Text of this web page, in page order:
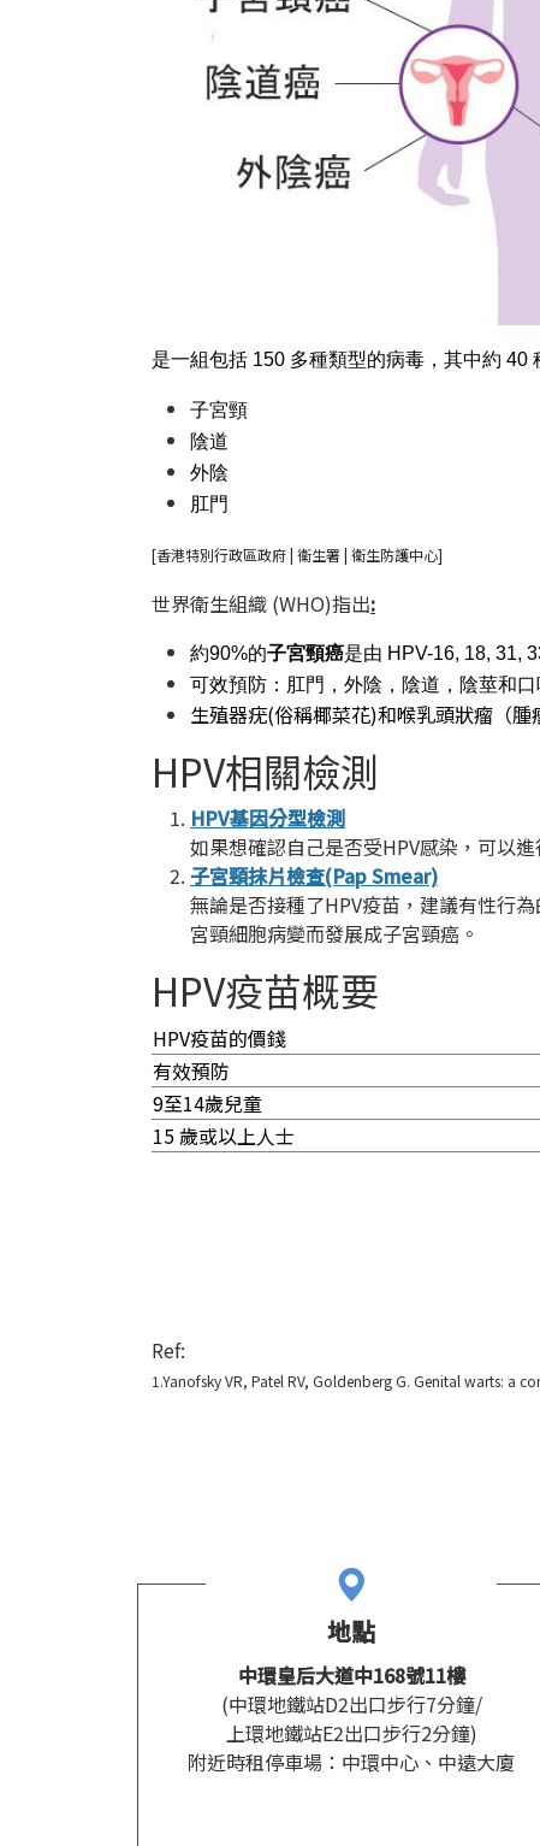
是一組包括 150 多種類型的病毒，其中約 40
子宮頸
陰道
外陰
肛門
[香港特別行政區政府 | 衞生署 | 衞生防護中心]
世界衛生組織 (WHO)指出:
約90%的子宮頸癌是由 HPV-16, 18, 31,
可效預防：肛門，外陰，陰道，陰莖和
生殖器疣(俗稱椰菜花)和喉乳頭狀瘤（
HPV相關檢測
HPV基因分型檢測
如果想確認自己是否受HPV感染，可以
子宮頸抹片檢查(Pap Smear)
無論是否接種了HPV疫苗，建議有性行
宮頸細胞病變而發展成子宮頸癌。
HPV疫苗概要
HPV疫苗的價錢
有效預防
9至14歲兒童
15 歲或以上人士
Ref:
1.Yanofsky VR, Patel RV, Goldenberg G. Genital warts: a
地點
中環皇后大道中168號11樓
(中環地鐵站D2出口步行7分鐘/
上環地鐵站E2出口步行2分鐘)
附近時租停車場：中環中心、中遠大廈